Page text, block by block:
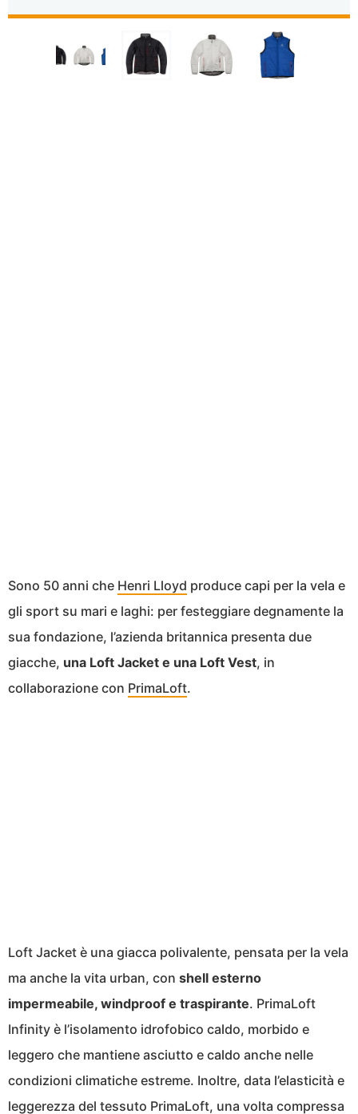
Sono 50 anni che Henri Lloyd produce capi per la vela e
gli sport su mari e laghi: per festeggiare degnamente la
sua fondazione, l’azienda britannica presenta due
giacche, una Loft Jacket e una Loft Vest, in
collaborazione con PrimaLoft.
Loft Jacket è una giacca polivalente, pensata per la vela
ma anche la vita urban, con shell esterno
impermeabile, windproof e traspirante. PrimaLoft
Infinity è l’isolamento idrofobico caldo, morbido e
leggero che mantiene asciutto e caldo anche nelle
condizioni climatiche estreme. Inoltre, data l’elasticità e
leggerezza del tessuto PrimaLoft, una volta compressa